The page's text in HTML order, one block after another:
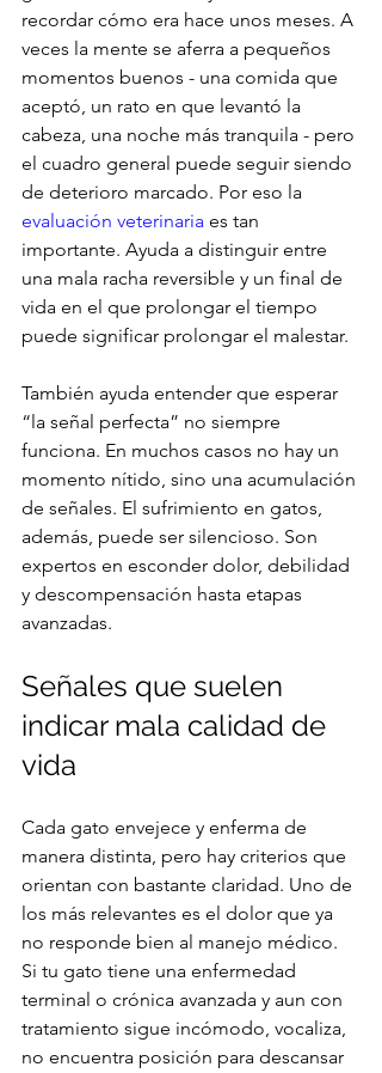
recordar cómo era hace unos meses. A
veces la mente se aferra a pequeños
momentos buenos - una comida que
aceptó, un rato en que levantó la
cabeza, una noche más tranquila - pero
el cuadro general puede seguir siendo
de deterioro marcado. Por eso la
evaluación veterinaria es tan
importante. Ayuda a distinguir entre
una mala racha reversible y un final de
vida en el que prolongar el tiempo
puede significar prolongar el malestar.
También ayuda entender que esperar
“la señal perfecta” no siempre
funciona. En muchos casos no hay un
momento nítido, sino una acumulación
de señales. El sufrimiento en gatos,
además, puede ser silencioso. Son
expertos en esconder dolor, debilidad
y descompensación hasta etapas
avanzadas.
Señales que suelen
indicar mala calidad de
vida
Cada gato envejece y enferma de
manera distinta, pero hay criterios que
orientan con bastante claridad. Uno de
los más relevantes es el dolor que ya
no responde bien al manejo médico.
Si tu gato tiene una enfermedad
terminal o crónica avanzada y aun con
tratamiento sigue incómodo, vocaliza,
no encuentra posición para descansar